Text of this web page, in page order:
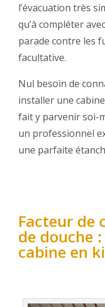
l’évacuation très
qu’à compléter
parade contre les
facultative.
Nul besoin de
installer une
fait y parvenir soi-
un professionnel
une parfaite
Facteur de
de douche
cabine en